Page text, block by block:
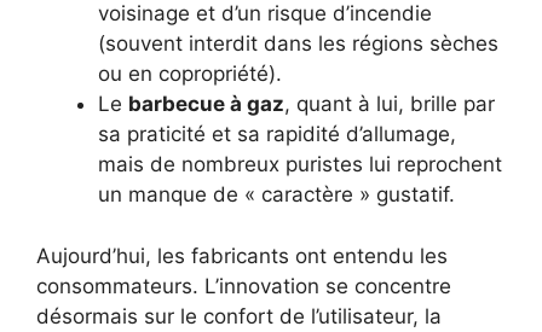
voisinage et d’un risque d’incendie
(souvent interdit dans les régions sèches
ou en copropriété).
Le barbecue à gaz, quant à lui, brille par
sa praticité et sa rapidité d’allumage,
mais de nombreux puristes lui reprochent
un manque de « caractère » gustatif.
Aujourd’hui, les fabricants ont entendu les
consommateurs. L’innovation se concentre
désormais sur le confort de l’utilisateur, la